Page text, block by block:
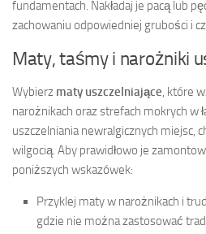
fundamentach. Nakładaj je pacą lub
zachowaniu odpowiedniej grubości i
Maty, taśmy i narożniki
Wybierz maty uszczelniające, które
narożnikach oraz strefach mokrych w
uszczelniania newralgicznych miejsc,
wilgocią. Aby prawidłowo je
poniższych wskazówek:
Przyklej maty w narożnikach i
gdzie nie można zastosować